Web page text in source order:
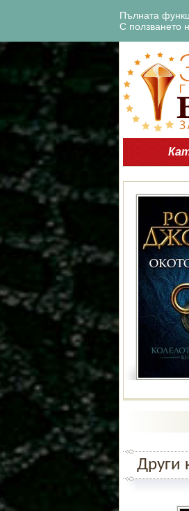
Пълната
С ползването
Други